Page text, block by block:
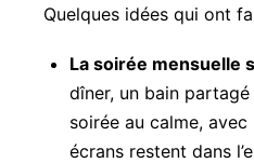
Quelques idées qui ont
La soirée mensuelle
dîner, un bain
soirée au calme,
écrans restent dans